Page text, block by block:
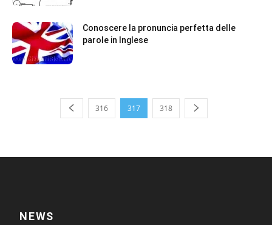
Conoscere la pronuncia perfetta delle
parole in Inglese
316 317 318
NEWS